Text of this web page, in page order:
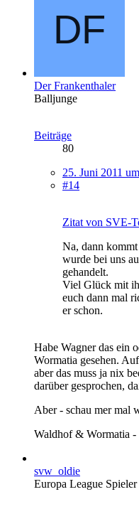
Der Frankenthaler
Balljunge
Beiträge
80
25. Juni 2011
#14
Zitat von SVE-
Na, dann
wurde bei uns
gehandelt.
Viel Glück mit
euch dann mal
er schon.
Habe Wagner das ein
Wormatia gesehen.
aber das muss ja nix
darüber gesprochen,
Aber - schau mer mal
Waldhof & Wormatia
svw_oldie
Europa League Spieler